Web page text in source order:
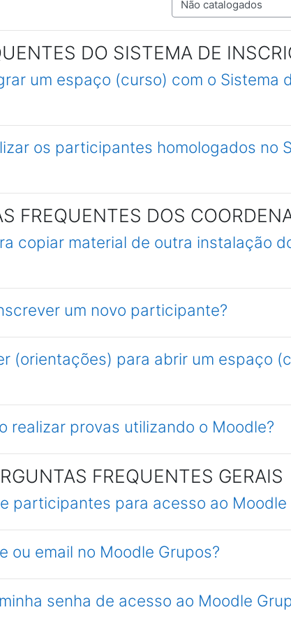
Categorias
DO SISTEMA DE
um espaço (curso) com o Sistema
os participantes homologados no
FREQUENTES DOS
copiar material de outra instalação
um novo participante?
(orientações) para abrir um espaço
realizar provas utilizando o Moodle?
FREQUENTES GERAIS
participantes para acesso ao Moodle
ou email no Moodle Grupos?
senha de acesso ao Moodle